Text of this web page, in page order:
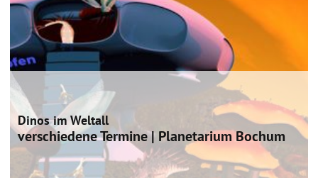
Dinos im Weltall
verschiedene Termine | Planetarium Bochum